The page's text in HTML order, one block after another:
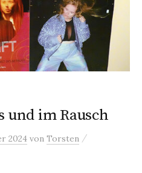
und im Rausch
2024 von Torsten /